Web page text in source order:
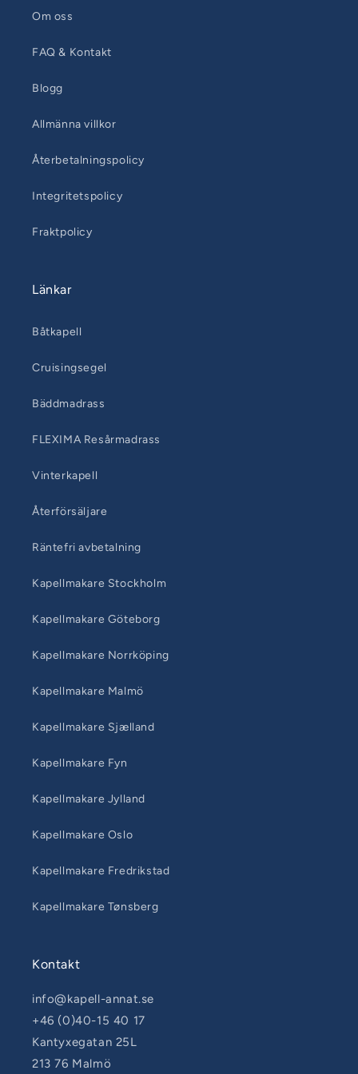
Om oss
FAQ & Kontakt
Blogg
Allmänna villkor
Återbetalningspolicy
Integritetspolicy
Fraktpolicy
Länkar
Båtkapell
Cruisingsegel
Bäddmadrass
FLEXIMA Resårmadrass
Vinterkapell
Återförsäljare
Räntefri avbetalning
Kapellmakare Stockholm
Kapellmakare Göteborg
Kapellmakare Norrköping
Kapellmakare Malmö
Kapellmakare Sjælland
Kapellmakare Fyn
Kapellmakare Jylland
Kapellmakare Oslo
Kapellmakare Fredrikstad
Kapellmakare Tønsberg
Kontakt
info@kapell-annat.se
+46 (0)40-15 40 17
Kantyxegatan 25L
213 76 Malmö